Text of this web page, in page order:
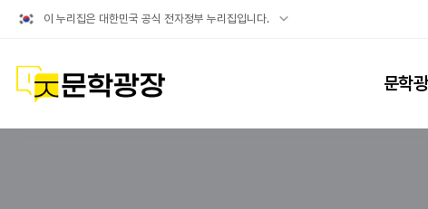
이 누리집은 대한민국 공식 전자정부 누리집입니다.
공식
문학광장 문학